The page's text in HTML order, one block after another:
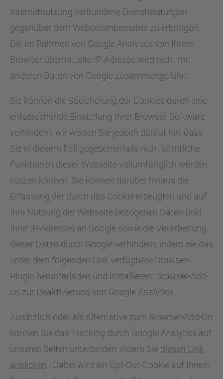
Internetnutzung verbundene Dienstleistungen
gegenüber dem Webseitenbetreiber zu erbringen.
Die im Rahmen von Google Analytics von Ihrem
Browser übermittelte IP-Adresse wird nicht mit
anderen Daten von Google zusammengeführt.
Sie können die Speicherung der Cookies durch eine
entsprechende Einstellung Ihrer Browser-Software
verhindern; wir weisen Sie jedoch darauf hin, dass
Sie in diesem Fall gegebenenfalls nicht sämtliche
Funktionen dieser Webseite vollumfänglich werden
nutzen können. Sie können darüber hinaus die
Erfassung der durch das Cookie erzeugten und auf
Ihre Nutzung der Webseite bezogenen Daten (inkl.
Ihrer IP-Adresse) an Google sowie die Verarbeitung
dieser Daten durch Google verhindern, indem sie das
unter dem folgenden Link verfügbare Browser-
Plugin herunterladen und installieren: Browser-Add-
on zur Deaktivierung von Google Analytics.
Zusätzlich oder als Alternative zum Browser-Add-On
können Sie das Tracking durch Google Analytics auf
unseren Seiten unterbinden, indem Sie diesen Link
anklicken . Dabei wird ein Opt-Out-Cookie auf Ihrem